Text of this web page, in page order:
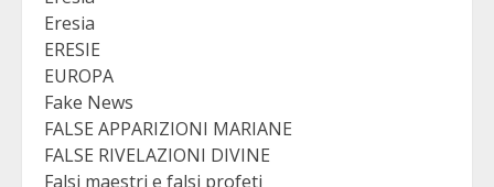
Eresia
ERESIE
EUROPA
Fake News
FALSE APPARIZIONI MARIANE
FALSE RIVELAZIONI DIVINE
Falsi maestri e falsi profeti